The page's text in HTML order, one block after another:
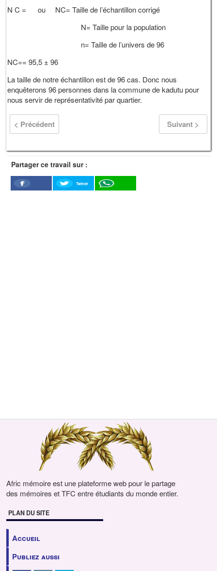
N C = ou NC= Taille de l’échantillon corrigé
N= Taille pour la population
n= Taille de l’univers de 96
NC== 95,5 ± 96
La taille de notre échantillon est de 96 cas. Donc nous
enquêterons 96 personnes dans la commune de kadutu pour
nous servir de représentativité par quartier.
< Précédent Suivant >
Partager ce travail sur :
Facebook
Twitter
Afric mémoire est une plateforme web pour le partage
des mémoires et TFC entre étudiants du monde entier.
PLAN DU SITE
Accueil
Publiez aussi